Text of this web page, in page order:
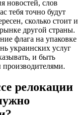
новостей, слов
тебя точно будут
сколько стоит и
другой страны.
флага на упаковке
украинских услуг
и быть
релокации